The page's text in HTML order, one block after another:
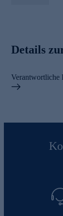
Details
Verantwortliche